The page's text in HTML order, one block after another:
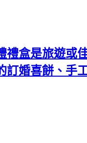
禮盒是旅遊或
婚喜餅、手